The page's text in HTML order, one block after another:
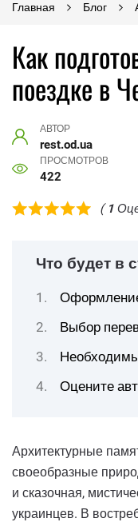
Главная Блог
Как
поездке в
АВТОР
rest.od.ua
ПРОСМОТРОВ
422
( 1
Что будет в
Выбор
Оцените
Архитектурные
своеобразные
и сказочная,
украинцев. В